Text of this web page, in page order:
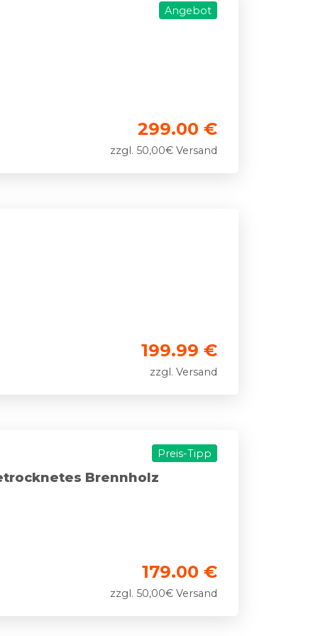
Angebot
299.00 €
zzgl. 50,00€ Versand
199.99 €
zzgl. Versand
Preis-Tipp
Brennholz
179.00 €
zzgl. 50,00€ Versand